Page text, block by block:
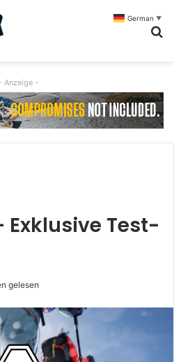
- Anzeige -
Exklusive Test-
gelesen
German ▼